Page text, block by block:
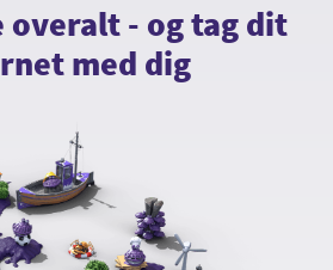
- og tag dit
med dig